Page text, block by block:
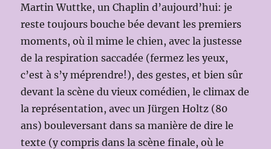
Martin Wuttke, un Chaplin d’aujourd’hui: je
reste toujours bouche bée devant les premiers
moments, où il mime le chien, avec la justesse
de la respiration saccadée (fermez les yeux,
c’est à s’y méprendre!), des gestes, et bien sûr
devant la scène du vieux comédien, le climax de
la représentation, avec un Jürgen Holtz (80
ans) bouleversant dans sa manière de dire le
texte (y compris dans la scène finale, où le